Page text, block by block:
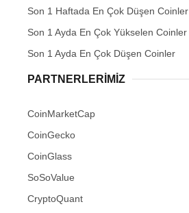
Son 1 Haftada En Çok Düşen Coinler
Son 1 Ayda En Çok Yükselen Coinler
Son 1 Ayda En Çok Düşen Coinler
PARTNERLERIMIZ
CoinMarketCap
CoinGecko
CoinGlass
SoSoValue
CryptoQuant